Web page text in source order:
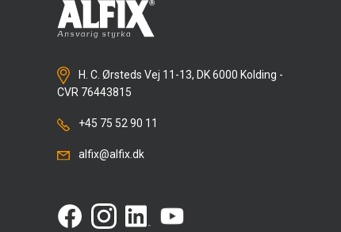
H. C. Ørsteds Vej 11-13, DK 6000 Kolding -
CVR 76443815
+45 75 52 90 11
alfix@alfix.dk